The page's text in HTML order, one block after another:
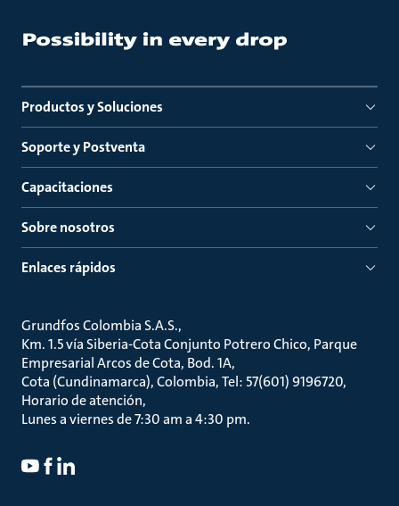
Productos y Soluciones
Soporte y Postventa
Capacitaciones
Sobre nosotros
Enlaces rápidos
Grundfos Colombia S.A.S.
Km. 1.5 vía Siberia-Cota Conjunto Potrero Chico, Parque
Empresarial Arcos de Cota, Bod. 1A
Cota (Cundinamarca), Colombia, Tel: 57(601) 9196720
Horario de atención
Lunes a viernes de 7:30 am a 4:30 pm.